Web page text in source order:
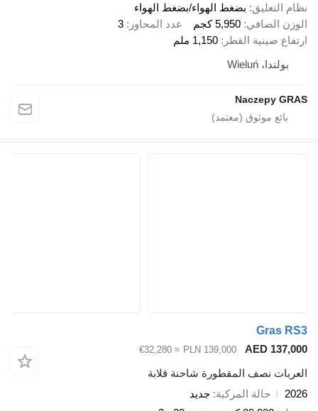
نظام التعليق بضغط الهواء/بضغط الهواء
الوزن الصافي 5,950 كجم عدد المحاور
3
ارتفاع صينية القطر
1,150 ملم
بولندا، Wieluń
Naczepy GRAS
Gras RS3
AED 137,000
PLN 139,000
≈ €32,280
العربات نصف المقطورة شاحنة قلابة
2026
حالة المركبة جديد